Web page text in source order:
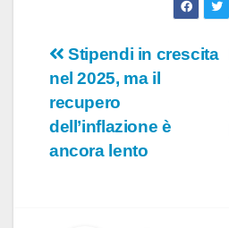
Navigazione
articoli
Stipendi in crescita
nel 2025, ma il
recupero
dell’inflazione è
ancora lento